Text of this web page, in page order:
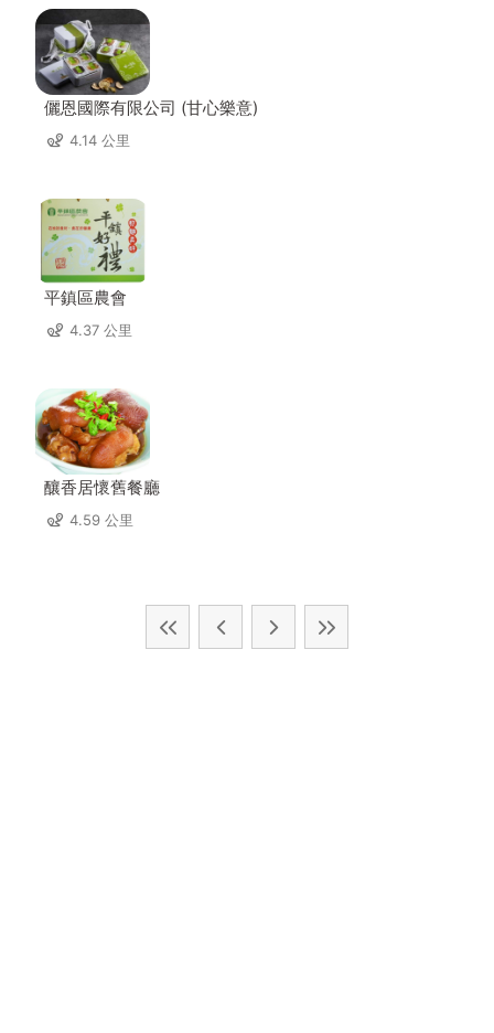
儷恩國際有限公司 (甘心樂意)
4.14 公里
平鎮區農會
4.37 公里
釀香居懷舊餐廳
4.59 公里